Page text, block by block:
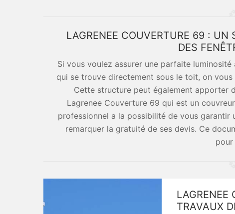
LAGRENEE COUVERTURE 69 : UN
DES
Si vous voulez assurer une parfaite
qui se trouve directement sous le toit, on
Cette structure peut également apporter
Lagrenee Couverture 69 qui est un
professionnel a la possibilité de vous
remarquer la gratuité de ses devis. Ce
pour
LAGRENEE
TRAVAUX